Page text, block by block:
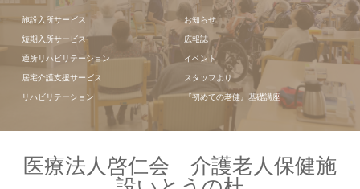
施設入所サービス
短期入所サービス
通所リハビリテーション
居宅介護支援サービス
リハビリテーション
お知らせ
広報誌
イベント
スタッフより
『初めての老健』基礎講座
医療法人啓仁会 介護老人保健施